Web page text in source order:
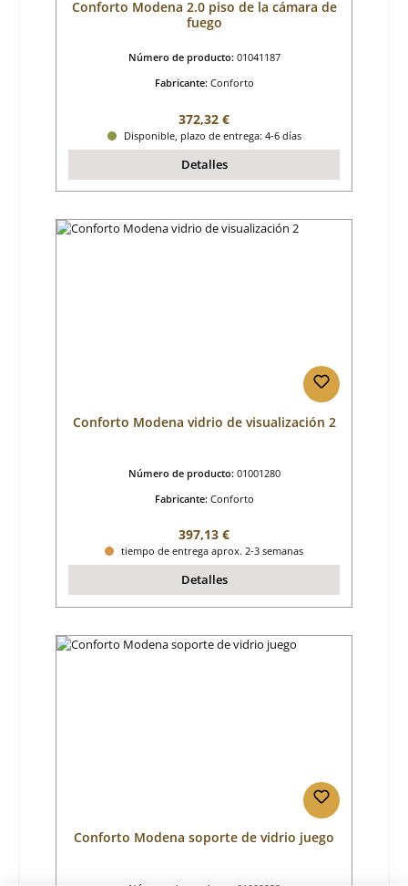
Conforto Modena 2.0 piso de la cámara de
fuego
Número de producto: 01041187
Fabricante: Conforto
Precio normal:
372,32 €
Disponible, plazo de entrega: 4-6 días
Detalles
Conforto Modena vidrio de visualización 2
Número de producto: 01001280
Fabricante: Conforto
Precio normal:
397,13 €
tiempo de entrega aprox. 2-3 semanas
Detalles
Conforto Modena soporte de vidrio juego